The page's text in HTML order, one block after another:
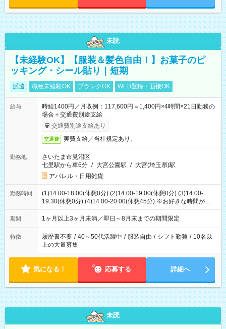
未読
【未経験OK】【服装＆髪色自由！】お菓子のピ
ッキング・シール貼り｜短期
派遣 職種未経験OK ブランクOK WEB登録・面接OK
給与
時給1400円／月収例：117,600円＝1,400円×4時間×21日勤務の
場合＋交通費別途支給
交通費別途支給あり
交通費 実費支給／当社規定あり。
勤務地
さいたま市見沼区
七里駅から車6分 / 大宮公園駅 / 大宮(埼玉県)駅
アパレル・日用雑貨
勤務時間
(1)14:00-18:00(休憩0分) (2)14:00-19:00(休憩0分) (3)14:00-
19:30(休憩0分) (4)14:00-20:00(休憩45分) ※お好きな時間が選べ
ます
期間 1ヶ月以上3ヶ月未満／即日～8月末までの期間限定
特徴 履歴書不要 / 40～50代活躍中 / 服装自由 / シフト勤務 / 10名以
上の大量募集
気になる！ 応募する 詳細へ
未読